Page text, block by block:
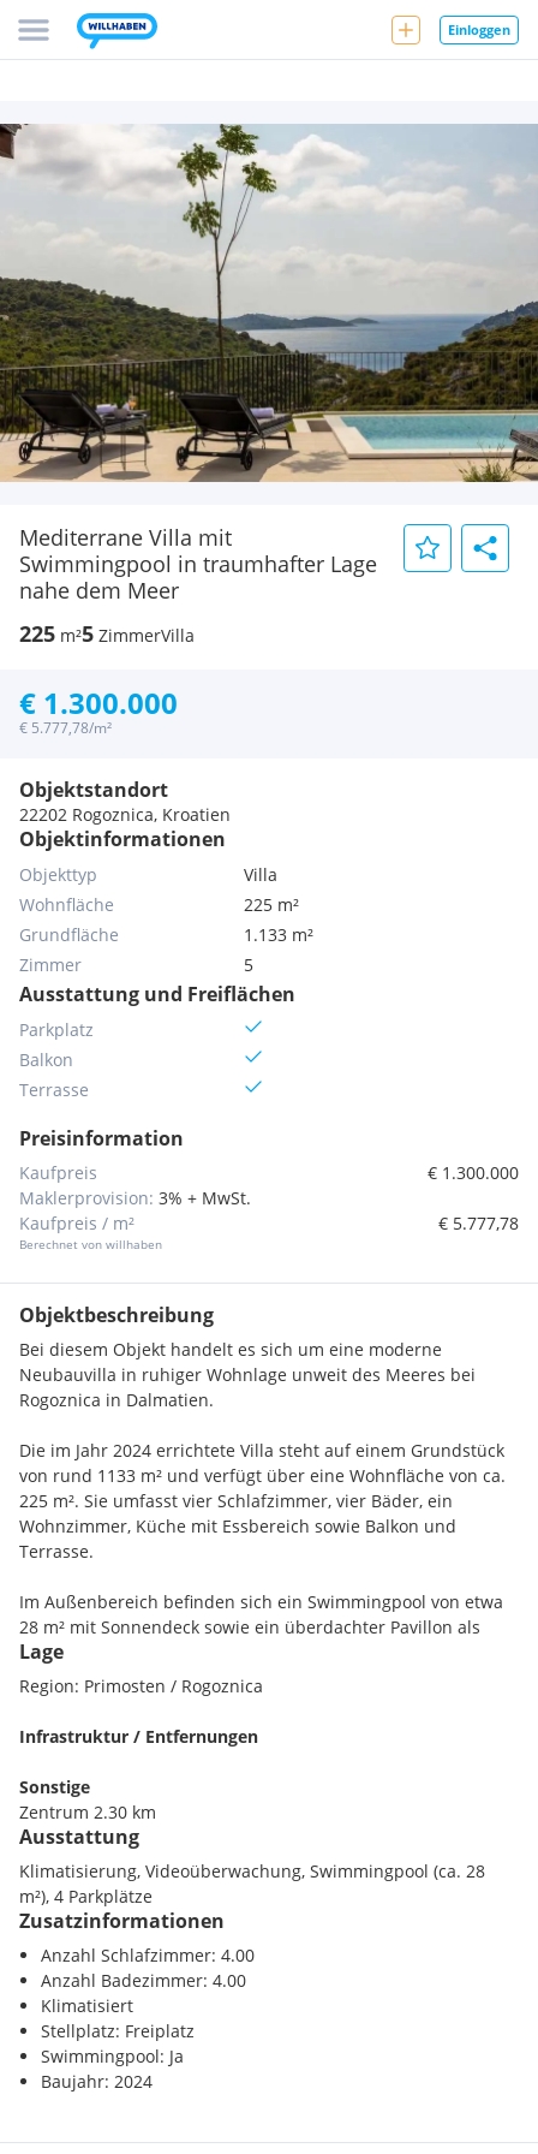
Einloggen
Mediterrane Villa mit
Swimmingpool in traumhafter Lage
nahe dem Meer
225 m²5 ZimmerVilla
€ 1.300.000
€ 5.777,78/m²
Objektstandort
22202 Rogoznica, Kroatien
Objektinformationen
Objekttyp
Villa
Wohnfläche
225 m²
Grundfläche
1.133 m²
Zimmer
5
Ausstattung und Freiflächen
Parkplatz
Balkon
Terrasse
Preisinformation
Kaufpreis
€ 1.300.000
Maklerprovision: 3% + MwSt.
Kaufpreis / m²
Berechnet von willhaben
€ 5.777,78
Objektbeschreibung
Bei diesem Objekt handelt es sich um eine moderne
Neubauvilla in ruhiger Wohnlage unweit des Meeres bei
Rogoznica in Dalmatien.
Die im Jahr 2024 errichtete Villa steht auf einem Grundstück
von rund 1133 m² und verfügt über eine Wohnfläche von ca.
225 m². Sie umfasst vier Schlafzimmer, vier Bäder, ein
Wohnzimmer, Küche mit Essbereich sowie Balkon und
Terrasse.
Im Außenbereich befinden sich ein Swimmingpool von etwa
28 m² mit Sonnendeck sowie ein überdachter Pavillon als
zusätzlicher Aufenthalts- bzw. Essbereich im Freien.
Die Immobilie ist hochwertig ausgestattet, geschmackvoll
möbliert und verfügt über Klimaanlage, Videoüberwachung
Von der Villa aus bietet sich ein schöner Ausblick auf die
umliegende Landschaft, das Meer und die Küstenlinie. Zum
Meer sind es etwa 900 Meter, das Zentrum liegt rund 2300
Meter entfernt.
Für nähere Informationen oder einen Besichtigungstermin
stehen wir Ihnen gerne zur Verfügung.
Lage
Region: Primosten / Rogoznica
Infrastruktur / Entfernungen
Sonstige
Zentrum 2.30 km
Ausstattung
Klimatisierung, Videoüberwachung, Swimmingpool (ca. 28
m²), 4 Parkplätze
Zusatzinformationen
Anzahl Schlafzimmer: 4.00
Anzahl Badezimmer: 4.00
Klimatisiert
Stellplatz: Freiplatz
Swimmingpool: Ja
Baujahr: 2024